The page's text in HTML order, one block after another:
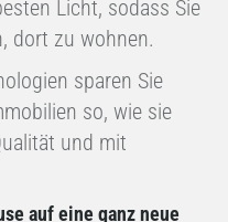
Licht, sodass Sie
dort zu wohnen.
sparen Sie
so, wie sie
und mit
auf eine ganz neue